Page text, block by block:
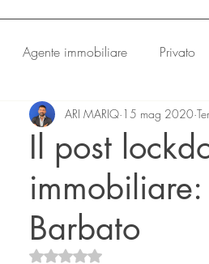
Agente immobiliare Privato
Il post
Barbato
ARI MARIQ 15 mag 2020
Valutazione NaN stelle su 5.